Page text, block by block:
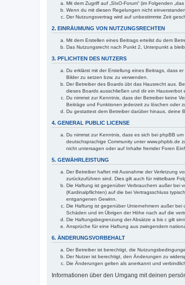
Mit dem Zugriff auf „SIxO-Forum“ (im Folgenden
Wenn du mit diesen Regelungen nicht
Der Nutzungsvertrag wird auf unbestimmte Zeit
2. EINRÄUMUNG VON NUTZUNGSRECHTEN
Mit dem Erstellen eines Beitrags erteilst du dem
Das Nutzungsrecht nach Punkt 2, Unterpunkt a
3. PFLICHTEN DES NUTZERS
Du erklärst mit der Erstellung eines Beitrags, dass
Bilder zu setzen bzw. zu verwenden.
Der Betreiber des Boards übt das Hausrecht aus.
dieses Boards ausschließen und dir ein Hausverbot
Du nimmst zur Kenntnis, dass der Betreiber keine
Beiträge und Funktionen jederzeit zu löschen oder
Du gestattest dem Betreiber darüber hinaus, deine
4. GENERAL PUBLIC LICENSE
Du nimmst zur Kenntnis, dass es sich bei phpBB um
deutschsprachige Community unter www.phpbb.de
nicht untersagen oder auf Inhalte fremder Foren
5. GEWÄHRLEISTUNG
Der Betreiber haftet mit Ausnahme der Verletzung
zurückzuführen sind. Dies gilt auch für mittelbare
Die Haftung ist gegenüber Verbrauchern außer bei
(Kardinalpflichten) auf die bei Vertragsschluss
entgangenen Gewinn.
Die Haftung ist gegenüber Unternehmern außer bei
Schäden und im Übrigen der Höhe nach auf die
Die Haftungsbegrenzung der Absätze a bis c gilt
Ansprüche für eine Haftung aus zwingendem
6. ÄNDERUNGSVORBEHALT
Der Betreiber ist berechtigt, die
Der Nutzer ist berechtigt, den Änderungen zu
Die Änderungen gelten als anerkannt und
Informationen über den Umgang mit deinen